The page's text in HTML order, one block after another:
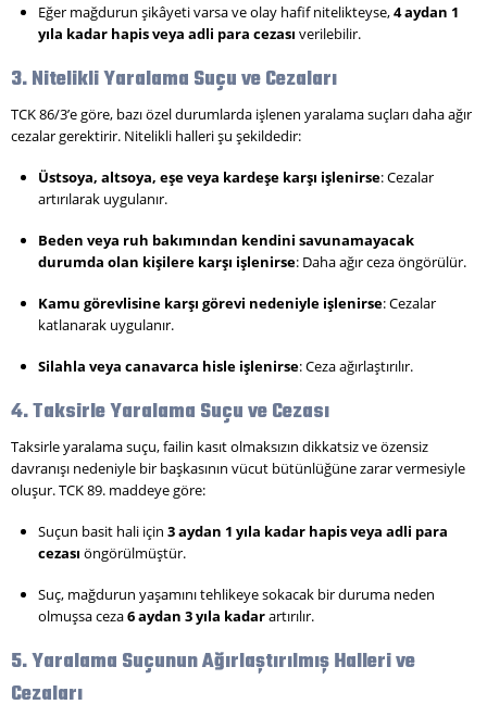
Eğer mağdurun şikâyeti varsa ve olay hafif nitelikteyse,4 aydan 1
yıla kadar hapis veya adli para cezası verilebilir.
3. Nitelikli Yaralama Suçu ve Cezaları
TCK 86/3’e göre, bazı özel durumlarda işlenen yaralama suçları daha ağır
cezalar gerektirir. Nitelikli halleri şu şekildedir:
Üstsoya, altsoya, eşe veya kardeşe karşı işlenirse: Cezalar
artırılarak uygulanır.
Beden veya ruh bakımından kendini savunamayacak
durumda olan kişilere karşı işlenirse: Daha ağır ceza öngörülür.
Kamu görevlisine karşı görevi nedeniyle işlenirse: Cezalar
katlanarak uygulanır.
Silahla veya canavarca hisle işlenirse: Ceza ağırlaştırılır.
4. Taksirle Yaralama Suçu ve Cezası
Taksirle yaralama suçu, failin kasıt olmaksızın dikkatsiz ve özensiz
davranışı nedeniyle bir başkasının vücut bütünlüğüne zarar vermesiyle
oluşur. TCK 89. maddeye göre:
Suçun basit hali için 3 aydan 1 yıla kadar hapis veya adli para
cezası öngörülmüştür.
Suç, mağdurun yaşamını tehlikeye sokacak bir duruma neden
olmuşsa ceza6 aydan 3 yıla kadarartırılır.
5. Yaralama Suçunun Ağırlaştırılmış Halleri ve
Cezaları